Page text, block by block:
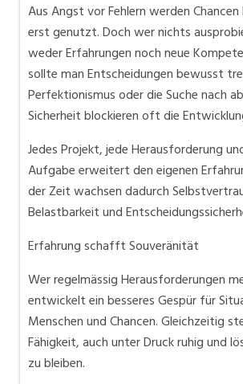
Aus Angst vor Fehlern werden
erst genutzt. Doch wer nichts
weder Erfahrungen noch neue
sollte man Entscheidungen bewusst
Perfektionismus oder die Suche nach
Sicherheit blockieren oft die
Jedes Projekt, jede Herausforderung
Aufgabe erweitert den eigenen
der Zeit wachsen dadurch
Belastbarkeit und
Erfahrung schafft Souveränität
Wer regelmässig Herausforderungen
entwickelt ein besseres Gespür für
Menschen und Chancen. Gleichzeitig
Fähigkeit, auch unter Druck ruhig und
zu bleiben.